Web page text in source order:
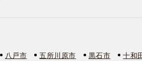
八戸市 五所川原市 黒石市 十和